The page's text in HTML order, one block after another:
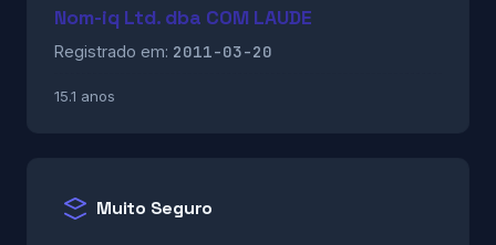
Nom-iq Ltd. dba COM LAUDE
Registrado em: 2011-03-20
15.1 anos
Muito Seguro